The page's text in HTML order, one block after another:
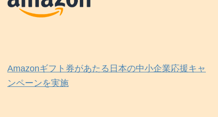
Amazonギフト券があたる日本の中小企業応援キャ
ンペーンを実施